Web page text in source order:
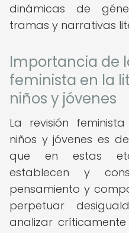
dinámicas de
tramas y narrativas
Importancia de
feminista en la
niños y jóvenes
La revisión
niños y jóvenes es
que en estas
establecen y
pensamiento y
perpetuar
analizar